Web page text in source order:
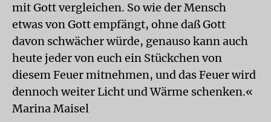
mit Gott vergleichen. So wie der Mensch
etwas von Gott empfängt, ohne daß Gott
davon schwächer würde, genauso kann auch
heute jeder von euch ein Stückchen von
diesem Feuer mitnehmen, und das Feuer wird
dennoch weiter Licht und Wärme schenken.«
Marina Maisel